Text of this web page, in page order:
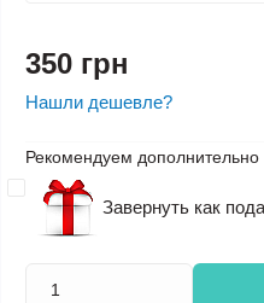
350 грн
Нашли дешевле?
Рекомендуем дополнительно
Завернуть как